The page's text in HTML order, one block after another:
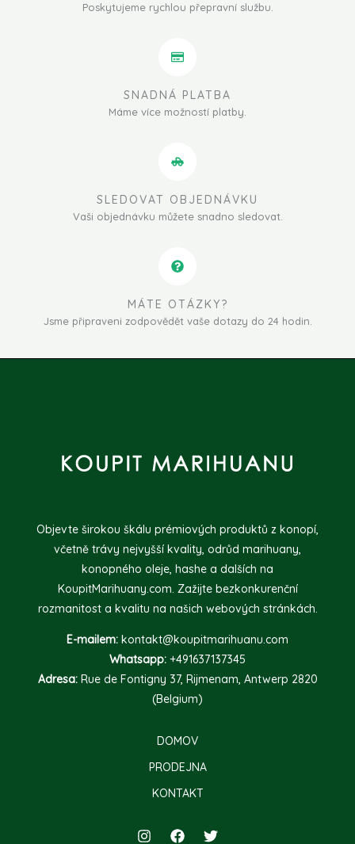
Poskytujeme rychlou přepravní službu.
SNADNÁ PLATBA
Máme více možností platby.
SLEDOVAT OBJEDNÁVKU
Vaši objednávku můžete snadno sledovat.
MÁTE OTÁZKY?
Jsme připraveni zodpovědět vaše dotazy do 24 hodin.
Objevte širokou škálu prémiových produktů z konopí,
včetně trávy nejvyšší kvality, odrůd marihuany,
konopného oleje, hashe a dalších na
KoupitMarihuany.com. Zažijte bezkonkurenční
rozmanitost a kvalitu na našich webových stránkách.
E-mailem: kontakt@koupitmarihuanu.com
Whatsapp: +491637137345
Adresa:Rue de Fontigny 37, Rijmenam, Antwerp 2820
(Belgium)
DOMOV
PRODEJNA
KONTAKT